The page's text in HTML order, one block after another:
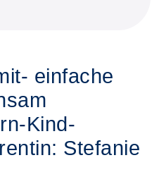
einfache
Kind-
Stefanie